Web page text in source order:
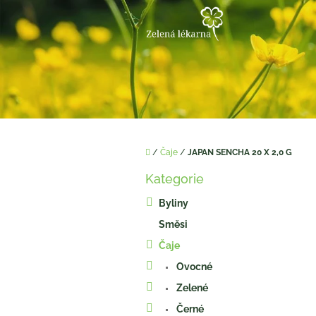
obsah
Domů
/ Čaje / JAPAN SENCHA 20 X 2,0 G
Přeskočit
Kategorie
Byliny
Směsi
Čaje
Ovocné
Zelené
Černé